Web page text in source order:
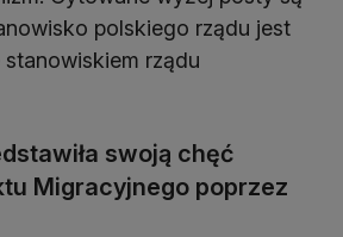
polskiego rządu jest
rządu
swoją chęć
Migracyjnego poprzez